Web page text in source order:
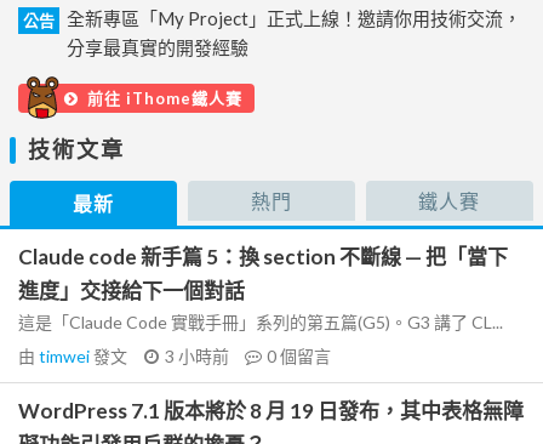
公告
全新專區「My Project」正式上線！邀請你用技術交流，
分享最真實的開發經驗
前往 iThome鐵人賽
技術文章
最新 熱門 鐵人賽
Claude code 新手篇 5：換 section 不斷線 — 把「當下
進度」交接給下一個對話
這是「Claude Code 實戰手冊」系列的第五篇(G5)。G3 講了 CL...
由 timwei發文 3 小時前 0個留言
WordPress 7.1 版本將於 8 月 19 日發布，其中表格無障